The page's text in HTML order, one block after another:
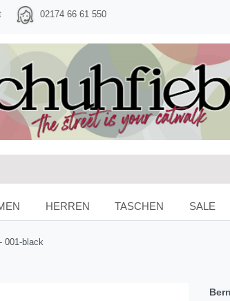
02174 66 61 550
HERREN TASCHEN SALE
001-black